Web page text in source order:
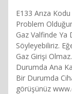
E133 Arıza
Problem
Gaz Valfinde Ya
Söyleyebiliriz.
Gaz Girişi
Durumda Ana
Bir Durumda
görüşünüz